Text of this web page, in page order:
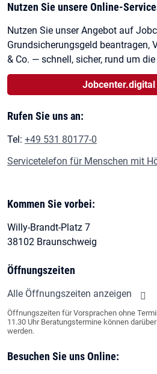
Nutzen Sie unsere Online-
Nutzen Sie unser Angebot auf
Grundsicherungsgeld beantragen,
& Co. — schnell, sicher, rund um die
Rufen Sie uns an:
Tel: +49 531 80177-0
Servicetelefon für Menschen mit
Kommen Sie vorbei:
Willy-Brandt-Platz 7
38102 Braunschweig
Öffnungszeiten
Alle Öffnungszeiten anzeigen
Öffnungszeiten für Vorsprachen ohne
11.30 Uhr Beratungstermine können
werden.
Besuchen Sie uns Online: